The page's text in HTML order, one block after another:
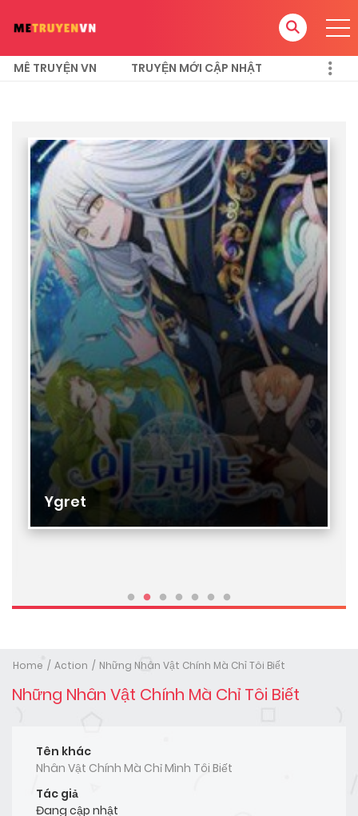
MÊ TRUYỆN VN TRUYỆN MỚI CẬP NHẬT
Ygret
Home Action Những Nhân Vật Chính Mà Chỉ Tôi Biết
Những Nhân Vật Chính Mà Chỉ Tôi Biết
Tên khác
Nhân Vật Chính Mà Chỉ Mình Tôi Biết
Tác giả
Đang cập nhật